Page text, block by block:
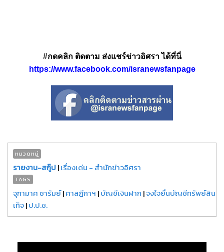
#กดคลิก ติดตาม ส่งแชร์ข่าวอิศรา ได้ที่นี่
https://www.facebook.com/isranewsfanpage
หมวดหมู่
รายงาน-สกู๊ป|เรื่องเด่น - สำนักข่าวอิศรา
TAGS
จุฑามาศ ซารัมย์|ศาลฎีกาฯ |บัญชีเงินฝาก |จงใจยื่นบัญชีทรัพย์สิน
เท็จ|ป.ป.ช.